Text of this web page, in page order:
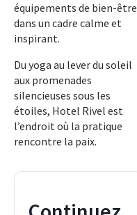
équipements de bien-être
dans un cadre calme et
inspirant.
Du yoga au lever du soleil
aux promenades
silencieuses sous les
étoiles, Hotel Rivel est
l’endroit où la pratique
rencontre la paix.